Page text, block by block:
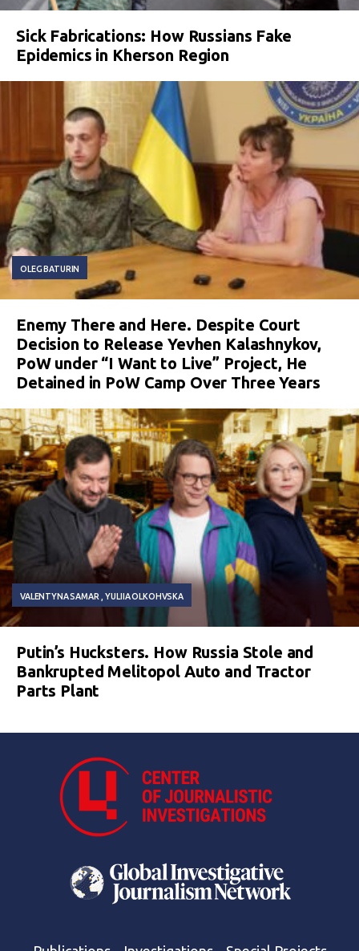
Sick Fabrications: How Russians Fake
Epidemics in Kherson Region
OLEG BATURIN
Enemy There and Here. Despite Court
Decision to Release Yevhen Kalashnykov,
PoW under “I Want to Live” Project, He
Detained in PoW Camp Over Three Years
VALENTYNA SAMAR YULIIA OLKOHVSKA
Putin’s Hucksters. How Russia Stole and
Bankrupted Melitopol Auto and Tractor
Parts Plant